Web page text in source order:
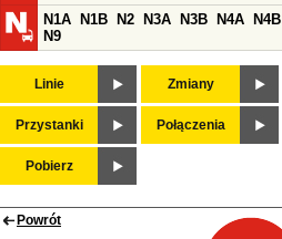
N1A
N1B N2 N3A N3B N4A N4B
N9
Linie Zmiany
Przystanki Połączenia
Pobierz
Powrót